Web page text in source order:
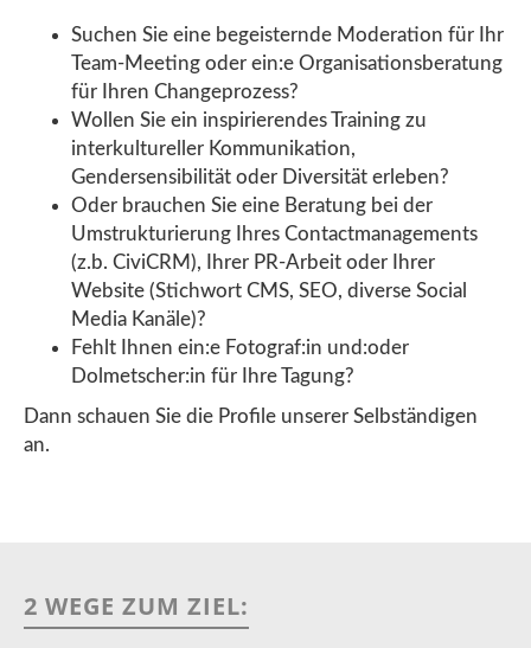
Suchen Sie eine begeisternde Moderation für Ihr
Team-Meeting oder ein:e Organisationsberatung
für Ihren Changeprozess?
Wollen Sie ein inspirierendes Training zu
interkultureller Kommunikation,
Gendersensibilität oder Diversität erleben?
Oder brauchen Sie eine Beratung bei der
Umstrukturierung Ihres Contactmanagements
(z.b. CiviCRM), Ihrer PR-Arbeit oder Ihrer
Website (Stichwort CMS, SEO, diverse Social
Media Kanäle)?
Fehlt Ihnen ein:e Fotograf:in und:oder
Dolmetscher:in für Ihre Tagung?
Dann schauen Sie die Profile unserer Selbständigen
an.
2 WEGE ZUM ZIEL: